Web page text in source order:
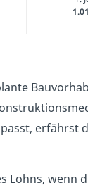
erfährst
Lohns, wenn